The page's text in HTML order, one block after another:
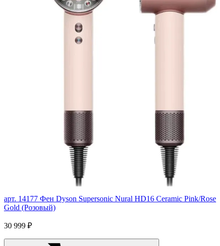
арт. 14177 Фен Dyson Supersonic Nural HD16 Ceramic Pink/Rose
Gold (Розовый)
30 999 ₽